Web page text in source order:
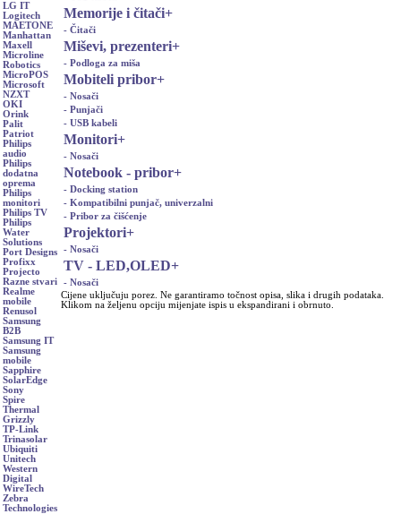
LG IT
Logitech
MAETONE
Manhattan
Maxell
Microline
Robotics
MicroPOS
Microsoft
NZXT
OKI
Orink
Palit
Patriot
Philips
audio
Philips
dodatna
oprema
Philips
monitori
Philips TV
Philips
Water
Solutions
Port Designs
Profixx
Projecto
Razne stvari
Realme
mobile
Renusol
Samsung
B2B
Samsung IT
Samsung
mobile
Sapphire
SolarEdge
Sony
Spire
Thermal
Grizzly
TP-Link
Trinasolar
Ubiquiti
Unitech
Western
Digital
WireTech
Zebra
Technologies
Memorije i čitači+
- Čitači
Miševi, prezenteri+
- Podloga za miša
Mobiteli pribor+
- Nosači
- Punjači
- USB kabeli
Monitori+
- Nosači
Notebook - pribor+
- Docking station
- Kompatibilni punjač, univerzalni
- Pribor za čišćenje
Projektori+
- Nosači
TV - LED,OLED+
- Nosači
Cijene uključuju porez. Ne garantiramo točnost opisa, slika i drugih podataka.
Klikom na željenu opciju mijenjate ispis u ekspandirani i obrnuto.